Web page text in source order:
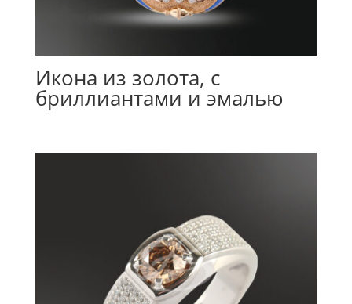
Икона из золота, с
бриллиантами и эмалью